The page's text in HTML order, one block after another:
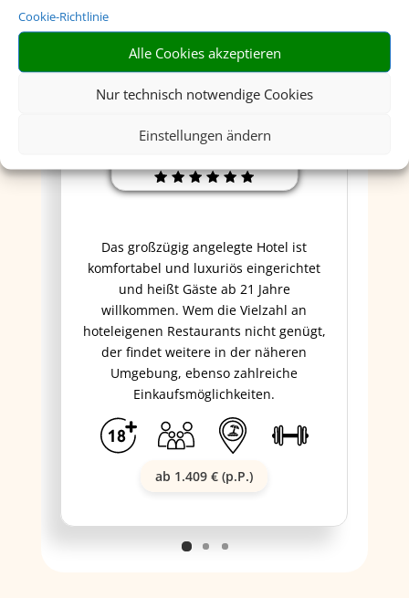
Cookie-Richtlinie
Alle Cookies akzeptieren
Nur technisch notwendige Cookies
Einstellungen ändern
Four Seasons Resort
Das großzügig angelegte Hotel ist
komfortabel und luxuriös eingerichtet
und heißt Gäste ab 21 Jahre
willkommen. Wem die Vielzahl an
hoteleigenen Restaurants nicht genügt,
der findet weitere in der näheren
Umgebung, ebenso zahlreiche
Einkaufsmöglichkeiten.
ab 1.409 € (p.P.)